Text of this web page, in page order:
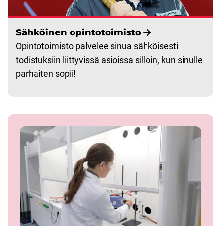
Sähköinen opintotoimisto
Opintotoimisto palvelee sinua sähköisesti
todistuksiin liittyvissä asioissa silloin, kun sinulle
parhaiten sopii!